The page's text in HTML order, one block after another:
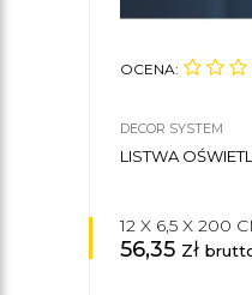
OCENA:
DECOR SYSTEM
LISTWA
12 X 6,5 X 200
56,35 zł